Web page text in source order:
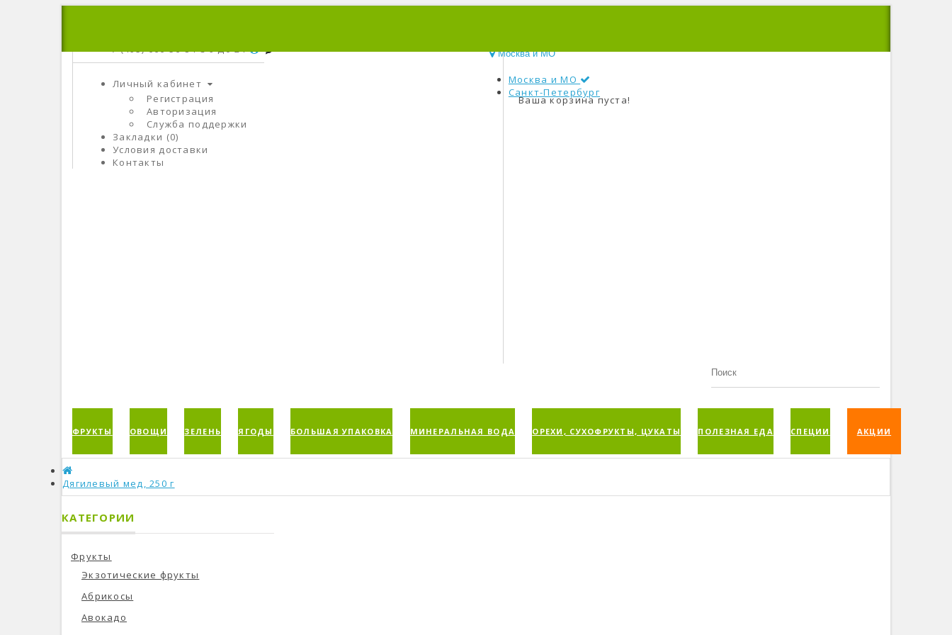
+7 (495) 666-56-84C 9 До 21
Личный кабинет
Регистрация
Авторизация
Служба поддержки
Закладки (0)
Условия доставки
Контакты
Ваша корзина пуста!
Москва и МО
Москва и МО
Санкт-Петербург
ФРУКТЫ ОВОЩИ ЗЕЛЕНЬ ЯГОДЫ БОЛЬШАЯ УПАКОВКА МИНЕРАЛЬНАЯ ВОДА ОРЕХИ, СУХОФРУКТЫ, ЦУКАТЫ ПОЛЕЗНАЯ ЕДА СПЕЦИИ АКЦИИ
Дягилевый мед, 250 г
КАТЕГОРИИ
Фрукты
Экзотические фрукты
Абрикосы
Авокадо